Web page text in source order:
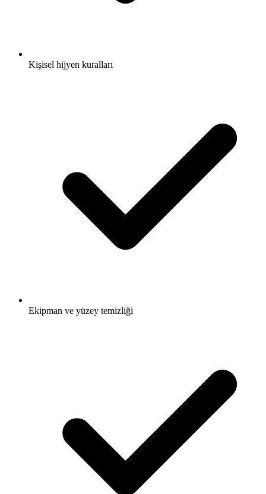
Kişisel hijyen kuralları
Ekipman ve yüzey temizliği